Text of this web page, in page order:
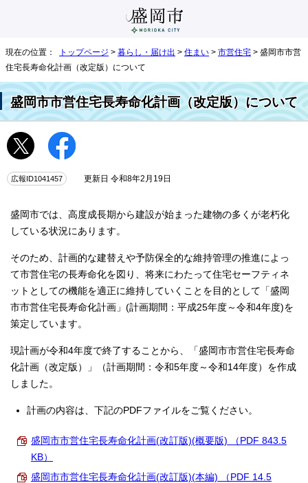
現在の位置： トップページ > 暮らし・届け出 > 住まい > 市営住宅 > 盛岡市市営
住宅長寿命化計画（改定版）について
盛岡市市営住宅長寿命化計画（改定版）について
広報ID1041457 更新日 令和8年2月19日
盛岡市では、高度成長期から建設が始まった建物の多くが老朽化
している状況にあります。
そのため、計画的な建替えや予防保全的な維持管理の推進によっ
て市営住宅の長寿命化を図り、将来にわたって住宅セーフティネ
ットとしての機能を適正に維持していくことを目的として「盛岡
市市営住宅長寿命化計画」(計画期間：平成25年度～令和4年度)を
策定しています。
現計画が令和4年度で終了することから、「盛岡市市営住宅長寿命
化計画（改定版）」（計画期間：令和5年度～令和14年度）を作成
しました。
計画の内容は、下記のPDFファイルをご覧ください。
盛岡市市営住宅長寿命化計画(改訂版)(概要版) （PDF 843.5
KB）
盛岡市市営住宅長寿命化計画(改訂版)(本編) （PDF 14.5